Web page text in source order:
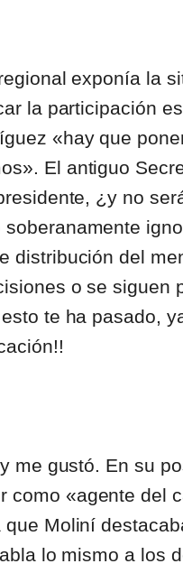
exponía la
la participación
«hay que
El antiguo
¿y no
distribución del
o se siguen
te ha pasado,
me gustó. En su
como «agente del
Moliní
lo mismo a los